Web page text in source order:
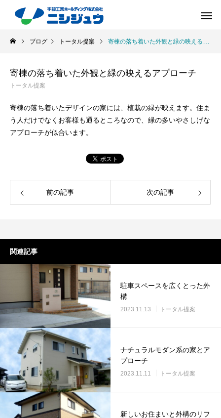
ブログ トータル提案 寄棟の落ち着いた外観と緑の映えるアプローチ
寄棟の落ち着いた外観と緑の映えるアプローチ
トータル提案
寄棟の落ち着いたデザインの家には、植栽の緑が映えます。住ま
う人だけでなくお客様も通るところなので、緑の多いやさしげな
アプローチが似合います。
前の記事 次の記事
関連記事
駐車スペースを広くとった外
構
2023.11.13 トータル提案
ナチュラルモダン系の家とア
プローチ
2023.11.11 トータル提案
新しいお住まいと外構のリフ